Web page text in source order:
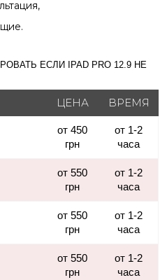
ЕСЛИ IPAD PRO 12.9 НЕ
ЦЕНА ВРЕМЯ
от 450
грн
от 1-2
часа
от 550
грн
от 1-2
часа
от 550
грн
от 1-2
часа
от 550
грн
от 1-2
часа